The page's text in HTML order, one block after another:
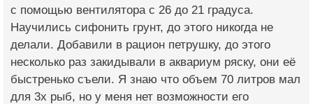
с помощью вентилятора с 26 до 21 градуса.
Научились сифонить грунт, до этого никогда не
делали. Добавили в рацион петрушку, до этого
несколько раз закидывали в аквариум ряску, они её
быстренько съели. Я знаю что объем 70 литров мал
для 3х рыб, но у меня нет возможности его